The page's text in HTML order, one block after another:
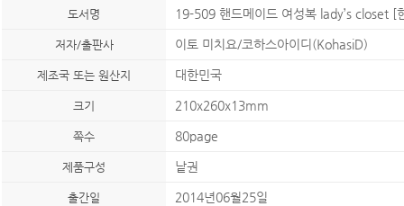
도서명 19-509 핸드메이드 여성복 lady’s closet [
저자/출판사 이토 미치요/코하스아이디(KohasiD)
제조국 또는 원산지 대한민국
크기 210x260x13mm
쪽수 80page
제품구성 낱권
출간일 2014년06월25일